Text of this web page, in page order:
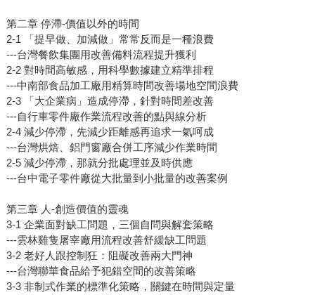
第二章 停滯-價值以外的時間
2-1 「提早做、加減做」常常反而是一種浪費
---台灣餐飲集團用改善備料流程提升獲利
2-2 對時間高敏感，用科學數據建立精準排程
---中南部食品加工廠用精算時間改善場地空間浪費
2-3 「大企業病」造成停滯，針對時間差改善
---自行車零件廠作業流程改善的點與線分析
2-4 減少停滯，先減少距離感再追求一氣呵成
---台灣烘焙、鋁門窗廠合併工序減少作業時間
2-5 減少停滯，那就分批處理並及時供應
---台中電子零件廠從大批量到小批量的改善案例
第三章 人-創造價值的靈魂
3-1 企業面對缺工問題，三個自問與解套策略
---雲林雞隻屠宰廠用流程改善舒緩缺工問題
3-2 老好人跟控制狂：阻礙改善兩大門神
---台灣聯華食品給予犯錯空間的改善策略
3-3 非制式作業的標準化策略，關鍵在時間與定量